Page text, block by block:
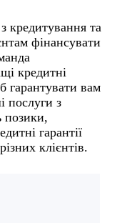
кредитування та
фінансувати
кредитні
гарантувати вам
послуги з
позики,
гарантії
клієнтів.